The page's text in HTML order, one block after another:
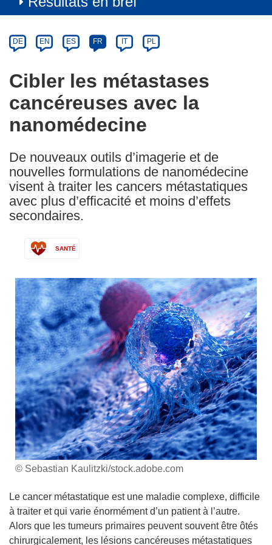
Category
Article
available
the
following
languages:
DE EN ES FR IT PL
Cibler les métastases
cancéreuses avec la
nanomédecine
De nouveaux outils d’imagerie et de
nouvelles formulations de nanomédecine
visent à traiter les cancers métastatiques
avec plus d’efficacité et moins d’effets
secondaires.
SANTÉ
© Sebastian Kaulitzki/stock.adobe.com
Le cancer métastatique est une maladie complexe, difficile
à traiter et qui varie énormément d’un patient à l’autre.
Alors que les tumeurs primaires peuvent souvent être ôtés
chirurgicalement, les lésions cancéreuses métastatiques